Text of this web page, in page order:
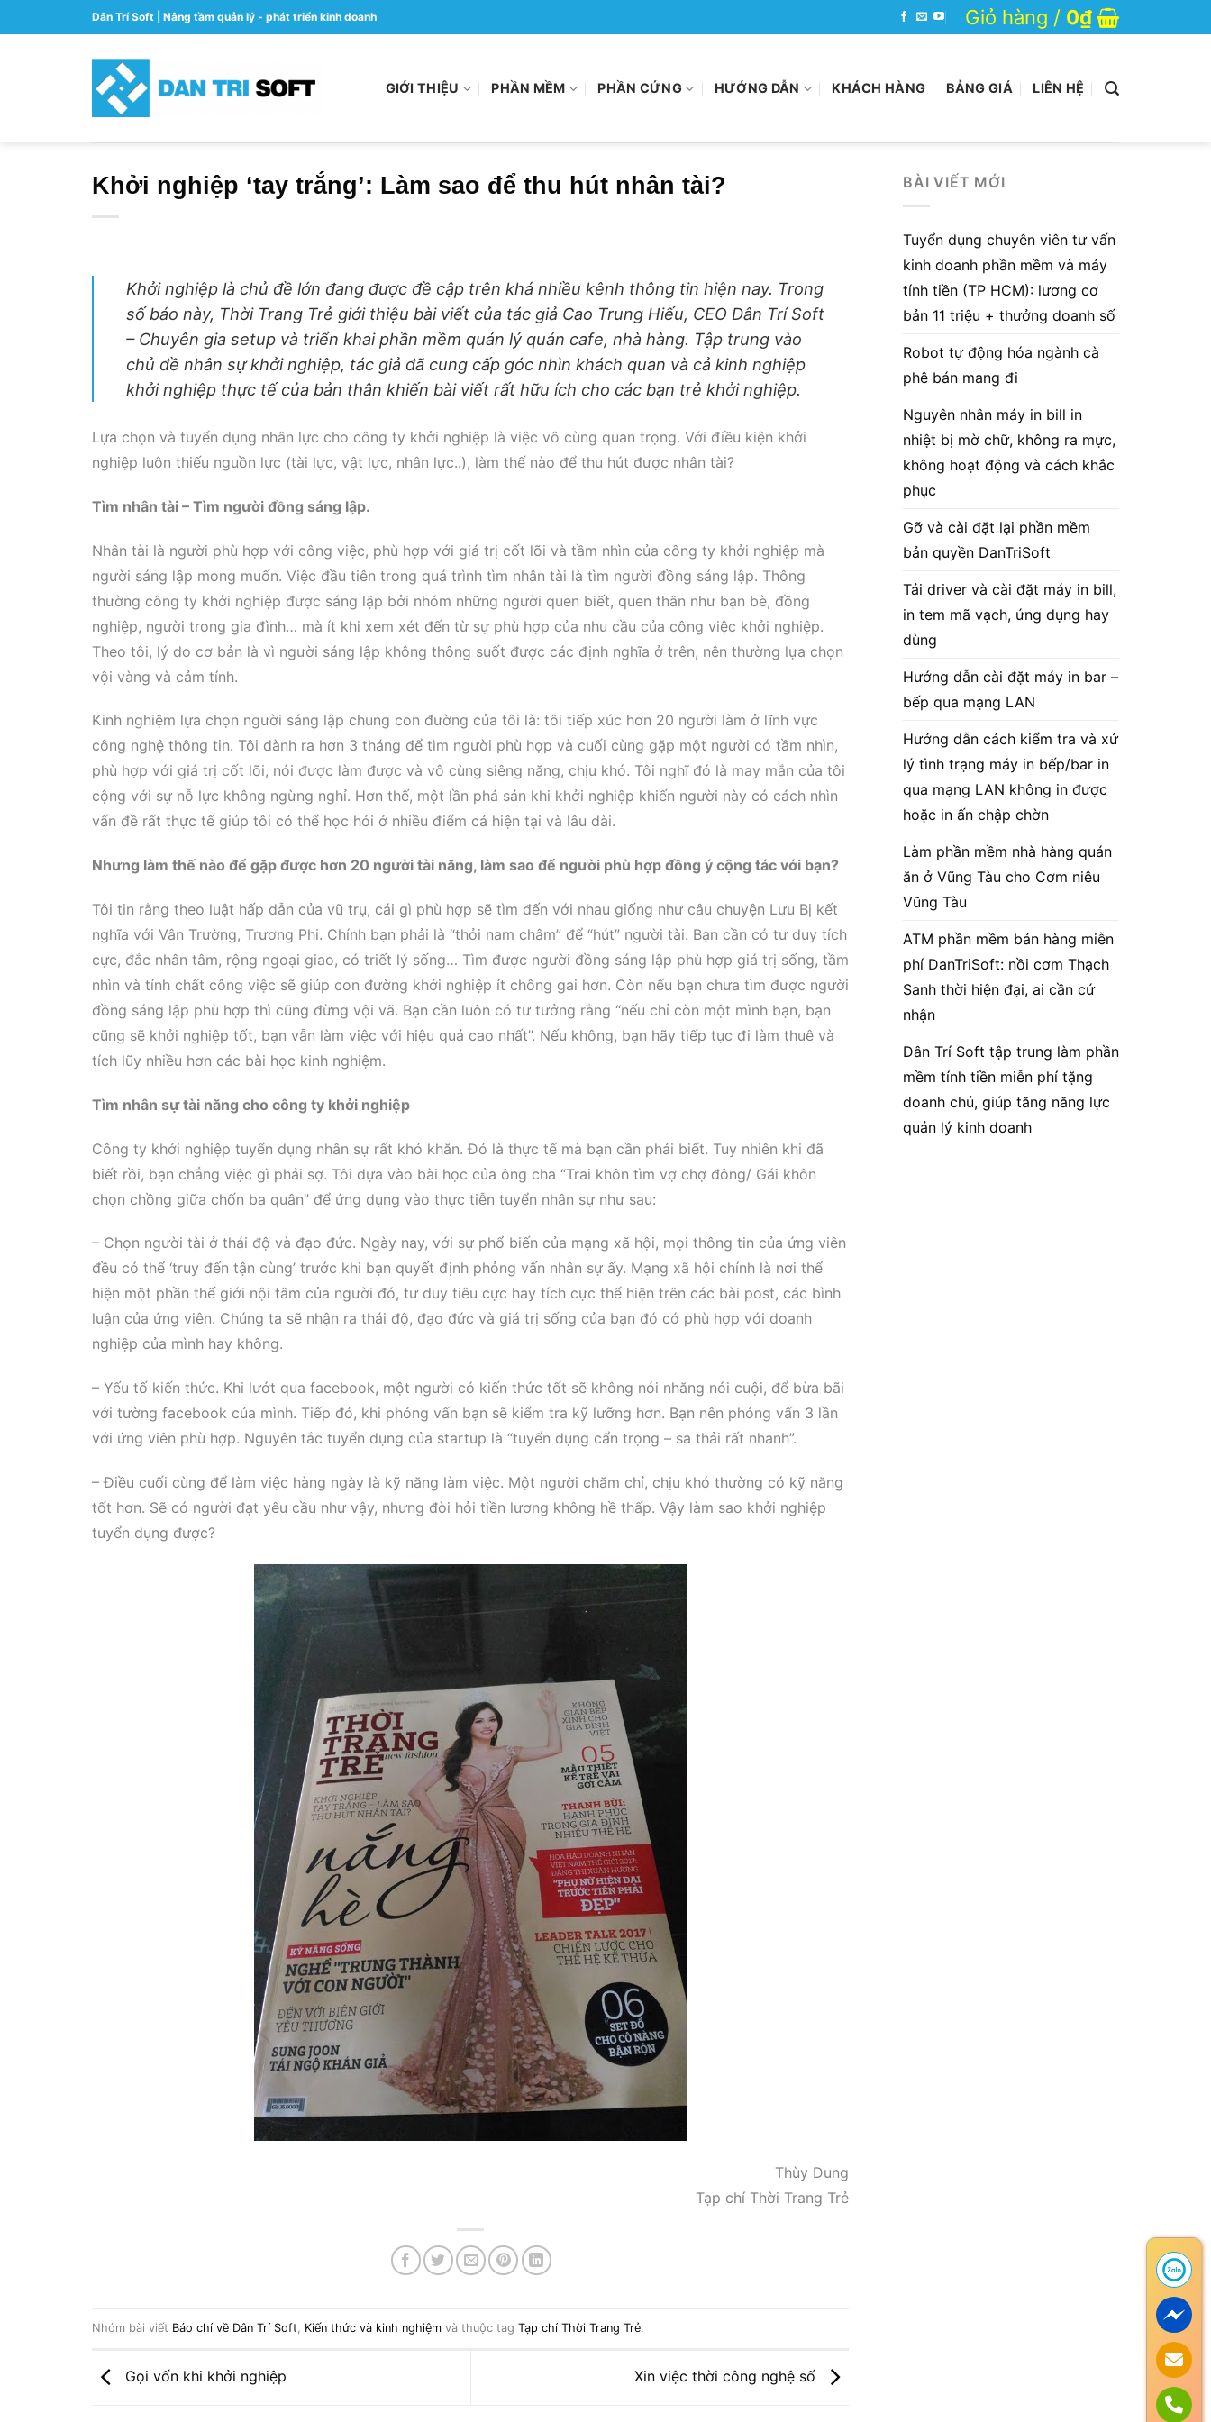
to
Dân Trí Soft | Nâng tầm quản lý - phát triển kinh doanh Giỏ hàng / 0₫
GIỚI THIỆU PHẦN MỀM PHẦN CỨNG HƯỚNG DẪN KHÁCH HÀNG BẢNG GIÁ LIÊN HỆ
Khởi nghiệp ‘tay trắng’: Làm sao để thu hút nhân tài?
Khởi nghiệp là chủ đề lớn đang được đề cập trên khá nhiều kênh thông tin hiện nay. Trong
số báo này, Thời Trang Trẻ giới thiệu bài viết của tác giả Cao Trung Hiếu, CEO Dân Trí Soft
– Chuyên gia setup và triển khai phần mềm quản lý quán cafe, nhà hàng. Tập trung vào
chủ đề nhân sự khởi nghiệp, tác giả đã cung cấp góc nhìn khách quan và cả kinh nghiệp
khởi nghiệp thực tế của bản thân khiến bài viết rất hữu ích cho các bạn trẻ khởi nghiệp.
Lựa chọn và tuyển dụng nhân lực cho công ty khởi nghiệp là việc vô cùng quan trọng. Với điều kiện khởi
nghiệp luôn thiếu nguồn lực (tài lực, vật lực, nhân lực..), làm thế nào để thu hút được nhân tài?
Tìm nhân tài – Tìm người đồng sáng lập.
Nhân tài là người phù hợp với công việc, phù hợp với giá trị cốt lõi và tầm nhìn của công ty khởi nghiệp mà
người sáng lập mong muốn. Việc đầu tiên trong quá trình tìm nhân tài là tìm người đồng sáng lập. Thông
thường công ty khởi nghiệp được sáng lập bởi nhóm những người quen biết, quen thân như bạn bè, đồng
nghiệp, người trong gia đình… mà ít khi xem xét đến từ sự phù hợp của nhu cầu của công việc khởi nghiệp.
Theo tôi, lý do cơ bản là vì người sáng lập không thông suốt được các định nghĩa ở trên, nên thường lựa chọn
vội vàng và cảm tính.
Kinh nghiệm lựa chọn người sáng lập chung con đường của tôi là: tôi tiếp xúc hơn 20 người làm ở lĩnh vực
công nghệ thông tin. Tôi dành ra hơn 3 tháng để tìm người phù hợp và cuối cùng gặp một người có tầm nhìn,
phù hợp với giá trị cốt lõi, nói được làm được và vô cùng siêng năng, chịu khó. Tôi nghĩ đó là may mắn của tôi
cộng với sự nỗ lực không ngừng nghỉ. Hơn thế, một lần phá sản khi khởi nghiệp khiến người này có cách nhìn
vấn đề rất thực tế giúp tôi có thể học hỏi ở nhiều điểm cả hiện tại và lâu dài.
Nhưng làm thế nào để gặp được hơn 20 người tài năng, làm sao để người phù hợp đồng ý cộng tác với bạn?
Tôi tin rằng theo luật hấp dẫn của vũ trụ, cái gì phù hợp sẽ tìm đến với nhau giống như câu chuyện Lưu Bị kết
nghĩa với Vân Trường, Trương Phi. Chính bạn phải là “thỏi nam châm” để “hút” người tài. Bạn cần có tư duy tích
cực, đắc nhân tâm, rộng ngoại giao, có triết lý sống… Tìm được người đồng sáng lập phù hợp giá trị sống, tầm
nhìn và tính chất công việc sẽ giúp con đường khởi nghiệp ít chông gai hơn. Còn nếu bạn chưa tìm được người
đồng sáng lập phù hợp thì cũng đừng vội vã. Bạn cần luôn có tư tưởng rằng “nếu chỉ còn một mình bạn, bạn
cũng sẽ khởi nghiệp tốt, bạn vẫn làm việc với hiệu quả cao nhất”. Nếu không, bạn hãy tiếp tục đi làm thuê và
tích lũy nhiều hơn các bài học kinh nghiệm.
Tìm nhân sự tài năng cho công ty khởi nghiệp
Công ty khởi nghiệp tuyển dụng nhân sự rất khó khăn. Đó là thực tế mà bạn cần phải biết. Tuy nhiên khi đã
biết rồi, bạn chẳng việc gì phải sợ. Tôi dựa vào bài học của ông cha “Trai khôn tìm vợ chợ đông/ Gái khôn
chọn chồng giữa chốn ba quân” để ứng dụng vào thực tiễn tuyển nhân sự như sau:
– Chọn người tài ở thái độ và đạo đức. Ngày nay, với sự phổ biến của mạng xã hội, mọi thông tin của ứng viên
đều có thể ‘truy đến tận cùng’ trước khi bạn quyết định phỏng vấn nhân sự ấy. Mạng xã hội chính là nơi thể
hiện một phần thế giới nội tâm của người đó, tư duy tiêu cực hay tích cực thể hiện trên các bài post, các bình
luận của ứng viên. Chúng ta sẽ nhận ra thái độ, đạo đức và giá trị sống của bạn đó có phù hợp với doanh
nghiệp của mình hay không.
– Yếu tố kiến thức. Khi lướt qua facebook, một người có kiến thức tốt sẽ không nói nhăng nói cuội, để bừa bãi
với tường facebook của mình. Tiếp đó, khi phỏng vấn bạn sẽ kiểm tra kỹ lưỡng hơn. Bạn nên phỏng vấn 3 lần
với ứng viên phù hợp. Nguyên tắc tuyển dụng của startup là “tuyển dụng cẩn trọng – sa thải rất nhanh”.
– Điều cuối cùng để làm việc hàng ngày là kỹ năng làm việc. Một người chăm chỉ, chịu khó thường có kỹ năng
tốt hơn. Sẽ có người đạt yêu cầu như vậy, nhưng đòi hỏi tiền lương không hề thấp. Vậy làm sao khởi nghiệp
tuyển dụng được?
Thùy Dung
Tạp chí Thời Trang Trẻ
Nhóm bài viết Báo chí về Dân Trí Soft Kiến thức và kinh nghiệm và thuộc tag Tạp chí Thời Trang Trẻ.
Gọi vốn khi khởi nghiệp Xin việc thời công nghệ số
BÀI VIẾT MỚI
Tuyển dụng chuyên viên tư vấn
kinh doanh phần mềm và máy
tính tiền (TP HCM): lương cơ
bản 11 triệu + thưởng doanh số
Robot tự động hóa ngành cà
phê bán mang đi
Nguyên nhân máy in bill in
nhiệt bị mờ chữ, không ra mực,
không hoạt động và cách khắc
phục
Gỡ và cài đặt lại phần mềm
bản quyền DanTriSoft
Tải driver và cài đặt máy in bill,
in tem mã vạch, ứng dụng hay
dùng
Hướng dẫn cài đặt máy in bar –
bếp qua mạng LAN
Hướng dẫn cách kiểm tra và xử
lý tình trạng máy in bếp/bar in
qua mạng LAN không in được
hoặc in ấn chập chờn
Làm phần mềm nhà hàng quán
ăn ở Vũng Tàu cho Cơm niêu
Vũng Tàu
ATM phần mềm bán hàng miễn
phí DanTriSoft: nồi cơm Thạch
Sanh thời hiện đại, ai cần cứ
nhận
Dân Trí Soft tập trung làm phần
mềm tính tiền miễn phí tặng
doanh chủ, giúp tăng năng lực
quản lý kinh doanh